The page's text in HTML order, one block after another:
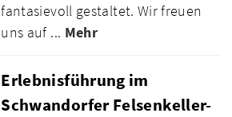
fantasievoll gestaltet. Wir freuen
uns auf ... Mehr
Erlebnisführung im
Schwandorfer Felsenkeller-